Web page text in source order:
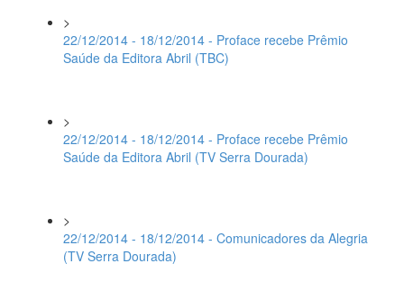
>
22/12/2014 - 18/12/2014 - Proface recebe Prêmio
Saúde da Editora Abril (TBC)
>
22/12/2014 - 18/12/2014 - Proface recebe Prêmio
Saúde da Editora Abril (TV Serra Dourada)
>
22/12/2014 - 18/12/2014 - Comunicadores da Alegria
(TV Serra Dourada)